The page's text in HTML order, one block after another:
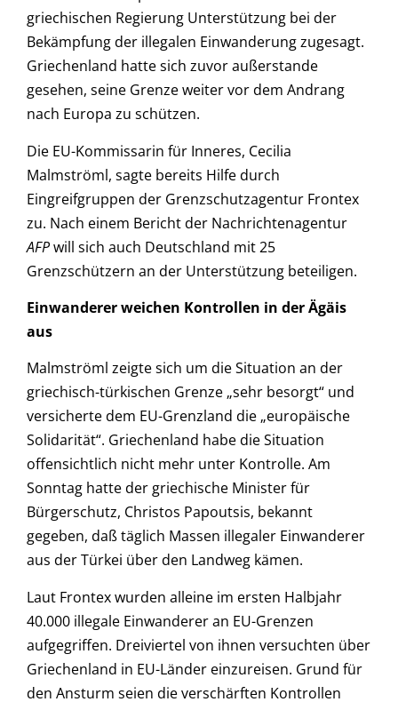
griechischen Regierung Unterstützung bei der
Bekämpfung der illegalen Einwanderung zugesagt.
Griechenland hatte sich zuvor außerstande
gesehen, seine Grenze weiter vor dem Andrang
nach Europa zu schützen.
Die EU-Kommissarin für Inneres, Cecilia
Malmströml, sagte bereits Hilfe durch
Eingreifgruppen der Grenzschutzagentur Frontex
zu. Nach einem Bericht der Nachrichtenagentur
AFPwill sich auch Deutschland mit 25
Grenzschützern an der Unterstützung beteiligen.
Einwanderer weichen Kontrollen in der Ägäis
aus
Malmströml zeigte sich um die Situation an der
griechisch-türkischen Grenze „sehr besorgt“ und
versicherte dem EU-Grenzland die „europäische
Solidarität“. Griechenland habe die Situation
offensichtlich nicht mehr unter Kontrolle. Am
Sonntag hatte der griechische Minister für
Bürgerschutz, Christos Papoutsis, bekannt
gegeben, daß täglich Massen illegaler Einwanderer
aus der Türkei über den Landweg kämen.
Laut Frontex wurden alleine im ersten Halbjahr
40.000 illegale Einwanderer an EU-Grenzen
aufgegriffen. Dreiviertel von ihnen versuchten über
Griechenland in EU-Länder einzureisen. Grund für
den Ansturm seien die verschärften Kontrollen